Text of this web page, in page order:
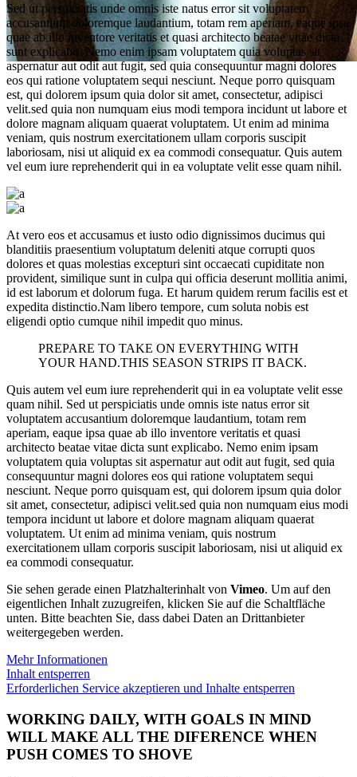
read the new post
Fitness Factory Hattingen
Sed ut perspiciatis unde omnis iste natus error sit voluptatem
accusantium doloremque laudantium, totam rem aperiam, eaque ipsa
quae ab illo inventore veritatis et quasi architecto beatae vitae dicta
sunt explicabo. Nemo enim ipsam voluptatem quia voluptas sit
aspernatur aut odit aut fugit, sed quia consequuntur magni dolores
eos qui ratione voluptatem sequi nesciunt. Neque porro quisquam
est, qui dolorem ipsum quia dolor sit amet, consectetur, adipisci
velit.sed quia non numquam eius modi tempora incidunt ut labore et
dolore magnam aliquam quaerat voluptatem. Ut enim ad minima
veniam, quis nostrum exercitationem ullam corporis suscipit
laboriosam, nisi ut aliquid ex ea commodi consequatur. Quis autem
vel eum iure reprehenderit qui in ea voluptate velit esse quam nihil.
At vero eos et accusamus et iusto odio dignissimos ducimus qui
blanditiis praesentium voluptatum deleniti atque corrupti quos
dolores et quas molestias excepturi sint occaecati cupiditate non
provident, similique sunt in culpa qui officia deserunt mollitia animi,
id est laborum et dolorum fuga. Et harum quidem rerum facilis est et
expedita distinctio.Nam libero tempore, cum soluta nobis est
eligendi optio cumque nihil impedit quo minus.
PREPARE TO TAKE ON EVERYTHING WITH
YOUR HAND.THIS SEASON STRIPS IT BACK.
Quis autem vel eum iure reprehenderit qui in ea voluptate velit esse
quam nihil. Sed ut perspiciatis unde omnis iste natus error sit
voluptatem accusantium doloremque laudantium, totam rem
aperiam, eaque ipsa quae ab illo inventore veritatis et quasi
architecto beatae vitae dicta sunt explicabo. Nemo enim ipsam
voluptatem quia voluptas sit aspernatur aut odit aut fugit, sed quia
consequuntur magni dolores eos qui ratione voluptatem sequi
nesciunt. Neque porro quisquam est, qui dolorem ipsum quia dolor
sit amet, consectetur, adipisci velit.sed quia non numquam eius modi
tempora incidunt ut labore et dolore magnam aliquam quaerat
voluptatem. Ut enim ad minima veniam, quis nostrum
exercitationem ullam corporis suscipit laboriosam, nisi ut aliquid ex
ea commodi consequatur.
Sie sehen gerade einen Platzhalterinhalt von Vimeo. Um auf den
eigentlichen Inhalt zuzugreifen, klicken Sie auf die Schaltfläche
unten. Bitte beachten Sie, dass dabei Daten an Drittanbieter
weitergegeben werden.
Mehr Informationen
Inhalt entsperren
Erforderlichen Service akzeptieren und Inhalte entsperren
WORKING DAILY, WITH GOALS IN MIND
WILL MAKE ALL THE DIFERENCE WHEN
PUSH COMES TO SHOVE